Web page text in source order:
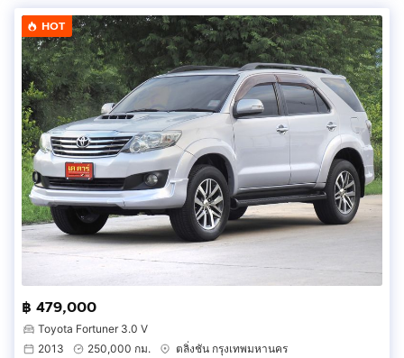
HOT
฿ 479,000
Toyota Fortuner 3.0 V
2013
250,000 กม.
ตลิ่งชัน กรุงเทพมหานคร